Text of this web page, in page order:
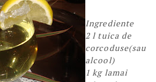
Ingrediente
2 l tuica de
corcoduse(sau
alcool)
1 kg lamai